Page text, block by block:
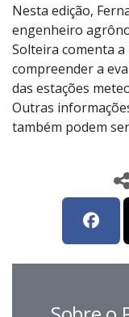
Nesta edição,
engenheiro
Solteira comenta
compreender a
das estações
Outras
também podem